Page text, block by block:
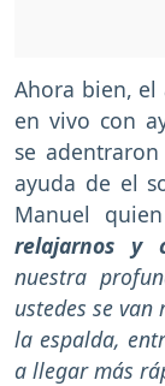
Ahora bien,
en vivo con
se
ayuda de el
Manuel
relajarnos y
nuestra
ustedes se
la espalda,
a llegar más